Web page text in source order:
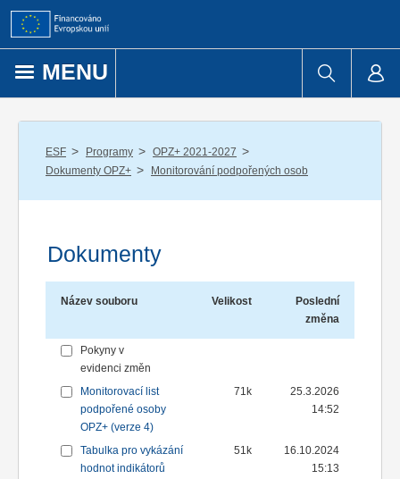
Přejít k obsahu
MENU
ESF / Programy / OPZ+ 2021-2027 /
Dokumenty OPZ+ / Monitorování podpořených osob
Dokumenty
Název souboru Velikost
Poslední
změna
Pokyny v
evidenci změn
Monitorovací list
podpořené osoby
OPZ+ (verze 4)
71k
25.3.2026
14:52
Tabulka pro vykázání
hodnot indikátorů
51k
16.10.2024
15:13